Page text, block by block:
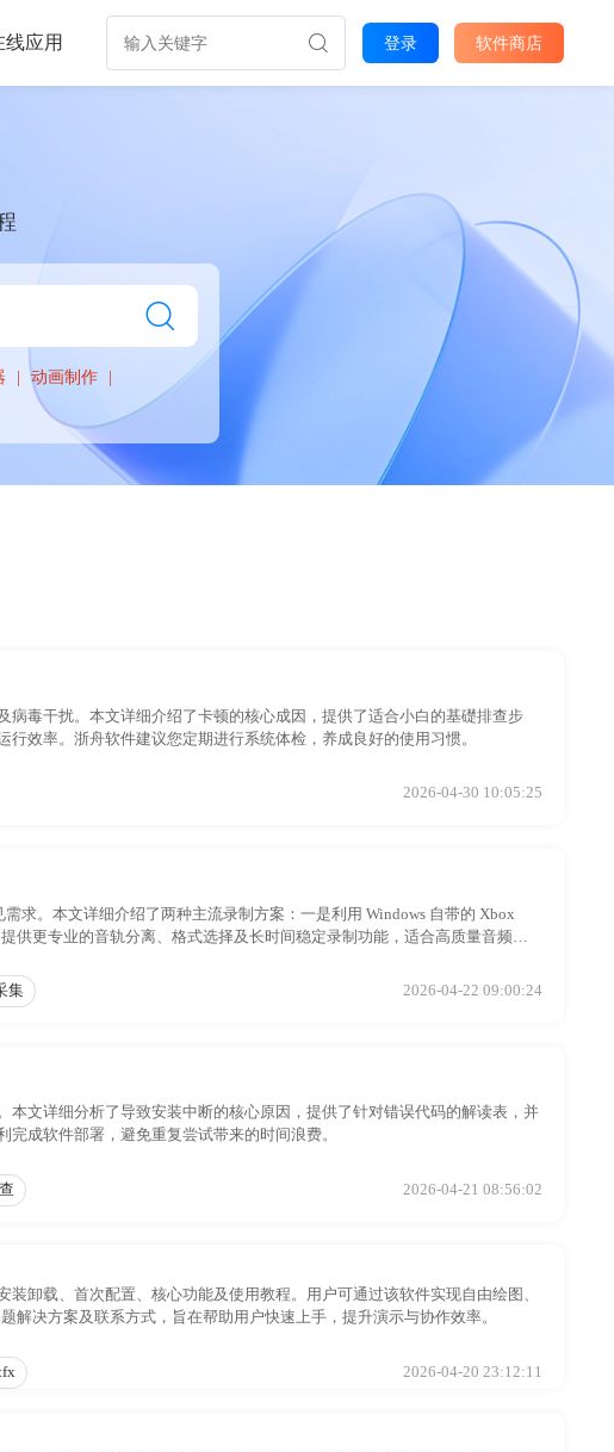
线应用 登录 软件商店
动画制作
毒干扰。本文详细介绍了卡顿的核心成因，提供了适合小白的基礎排查步
效率。浙舟软件建议您定期进行系统体检，养成良好的使用习惯。
2026-04-30 10:05:25
求。本文详细介绍了两种主流录制方案：一是利用 Windows 自带的 Xbox
供更专业的音轨分离、格式选择及长时间稳定录制功能，适合高质量音频产
集 2026-04-22 09:00:24
文详细分析了导致安装中断的核心原因，提供了针对错误代码的解读表，并
成软件部署，避免重复尝试带来的时间浪费。
2026-04-21 08:56:02
卸载、首次配置、核心功能及使用教程。用户可通过该软件实现自由绘图、
决方案及联系方式，旨在帮助用户快速上手，提升演示与协作效率。
2026-04-20 23:12:11